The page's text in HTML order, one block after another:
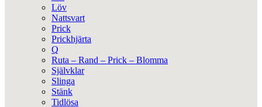
Löv
Nattsvart
Prick
Prickhjärta
Q
Ruta – Rand – Prick – Blomma
Självklar
Slinga
Stänk
Tidlösa